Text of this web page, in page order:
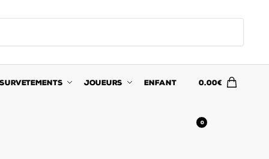
JOUEURS ENFANT 0.00€
0